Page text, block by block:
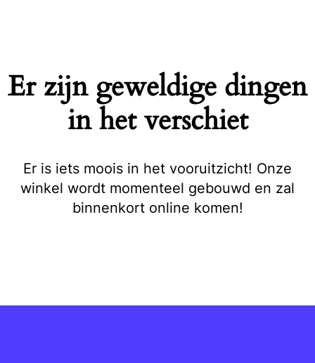
Er zijn geweldige dingen
in het verschiet
Er is iets moois in het vooruitzicht! Onze
winkel wordt momenteel gebouwd en zal
binnenkort online komen!